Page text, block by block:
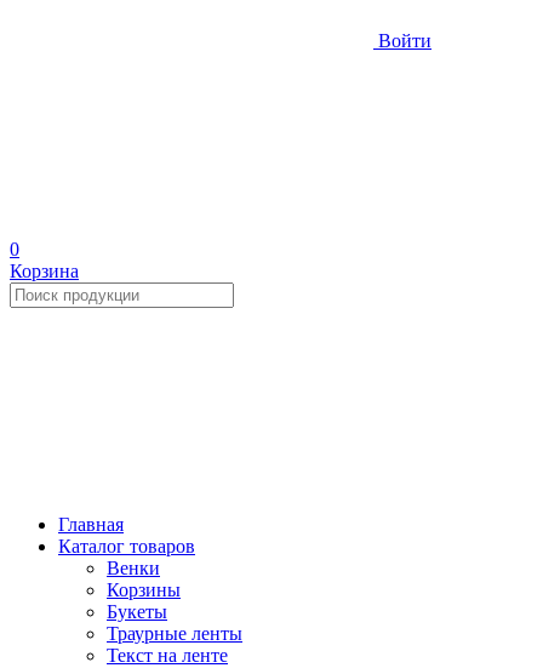
Войти
0
Корзина
Главная
Каталог товаров
Венки
Корзины
Букеты
Траурные ленты
Текст на ленте